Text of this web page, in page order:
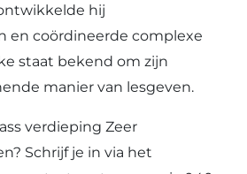
hij
en coördineerde complexe
staat bekend om zijn
manier van lesgeven.
verdieping Zeer
Schrijf je in via het